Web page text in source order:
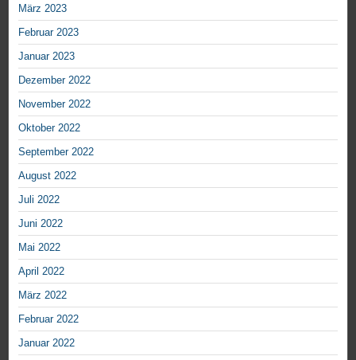
März 2023
Februar 2023
Januar 2023
Dezember 2022
November 2022
Oktober 2022
September 2022
August 2022
Juli 2022
Juni 2022
Mai 2022
April 2022
März 2022
Februar 2022
Januar 2022